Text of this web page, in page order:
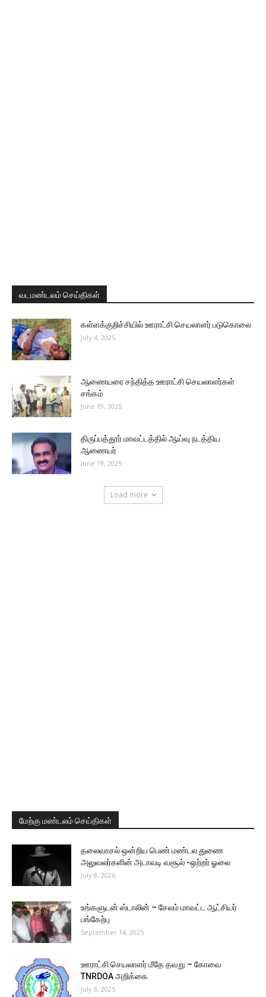
வடமண்டலம் செய்திகள்
கள்ளக்குறிச்சியில் ஊராட்சி செயலாளர் படுகொலை
July 4, 2025
ஆணையரை சந்தித்த ஊராட்சி செயலாளர்கள்
சங்கம்
June 19, 2025
திருப்பத்தூர் மாவட்டத்தில் ஆய்வு நடத்திய
ஆணையர்
June 19, 2025
Load more
மேற்கு மண்டலம் செய்திகள்
தலைவாசல் ஒன்றிய பெண் மண்டல துணை
அலுவலர்களின் அடாவடி வசூல் -ஒற்றர் ஓலை
July 8, 2026
உங்களுடன் ஸ்டாலின் – சேலம் மாவட்ட ஆட்சியர்
பங்கேற்பு
September 14, 2025
ஊராட்சி செயலாளர் மீதே தவறு – கோவை
TNRDOA அறிக்கை
July 8, 2025